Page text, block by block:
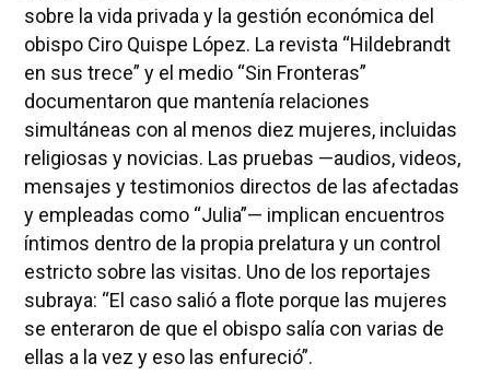
sobre la vida privada y la gestión económica del
obispo Ciro Quispe López. La revista “Hildebrandt
en sus trece” y el medio “Sin Fronteras”
documentaron que mantenía relaciones
simultáneas con al menos diez mujeres, incluidas
religiosas y novicias. Las pruebas —audios, videos,
mensajes y testimonios directos de las afectadas
y empleadas como “Julia”— implican encuentros
íntimos dentro de la propia prelatura y un control
estricto sobre las visitas. Uno de los reportajes
subraya: “El caso salió a flote porque las mujeres
se enteraron de que el obispo salía con varias de
ellas a la vez y eso las enfureció”.